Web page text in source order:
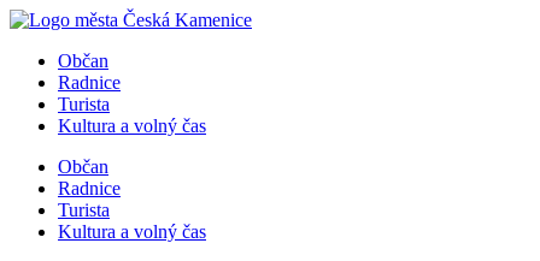
Přejít
obsahuObčan
Radnice
Turista
Kultura a volný čas
Občan
Radnice
Turista
Kultura a volný čas